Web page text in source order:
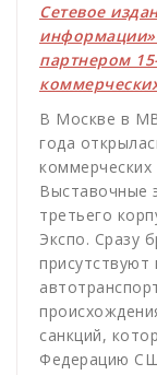
Сетевое
партнером
В Москве в
года
коммерческих
Выставочные
третьего
Экспо. Сразу
санкций,
Федерацию